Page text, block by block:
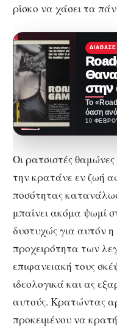
ρίσκο να χάσει τα
ΔΙΆΒΑΣΕ
στην
Το
όαση
μέτριων
10
Οι ρατσιστές
την κρατάνε εν ζωή
ποσότητας
μπαίνει ακόμα ψωμί
δυστυχώς για αυτόν
προχειρότητα των
επιφανειακή τους
ιδεολογικά και ας
αυτούς. Κρατώντας
προκειμένου να